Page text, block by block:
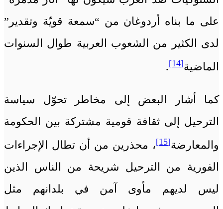
على ما بناه أردوغان من “سمعة قويّة وتقدير”
لدى الكثير من الشعوب العربية طوال السنوات
الماضية[14]
.
كما أشار البعض إلى مخاطر تحوّل سياسة
الترحيل إلى ثقافة قومية مشتركة بين الحكومة
والمعارضة[15]
، محذرين من أن تطال الإجراءات
الفورية من الترحيل شريحة من الناس الذين
ليس لديهم مأوى آمن في بلدانهم مثل